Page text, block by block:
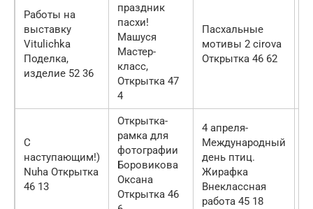
Работы на
выставку
Vitulichka
Поделка,
изделие 52 36
праздник
пасхи!
Машуся
Мастер-
класс,
Открытка 47
4
Пасхальные
мотивы 2 cirova
Открытка 46 62
С
наступающим!)
Nuha Открытка
46 13
Открытка-
рамка для
фотографии
Боровикова
Оксана
Открытка 46
4 апреля-
Международный
день птиц.
Жирафка
Внеклассная
работа 45 18